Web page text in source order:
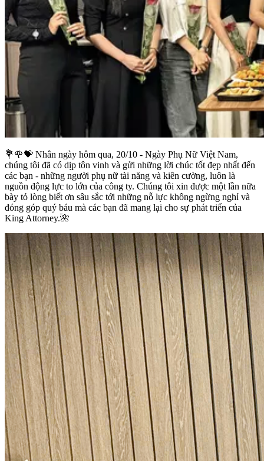
💐🌹💝 Nhân ngày hôm qua, 20/10 - Ngày Phụ Nữ Việt Nam,
chúng tôi đã có dịp tôn vinh và gửi những lời chúc tốt đẹp nhất đến
các bạn - những người phụ nữ tài năng và kiên cường, luôn là
nguồn động lực to lớn của công ty. Chúng tôi xin được một lần nữa
bày tỏ lòng biết ơn sâu sắc tới những nỗ lực không ngừng nghỉ và
đóng góp quý báu mà các bạn đã mang lại cho sự phát triển của
King Attorney.🌺